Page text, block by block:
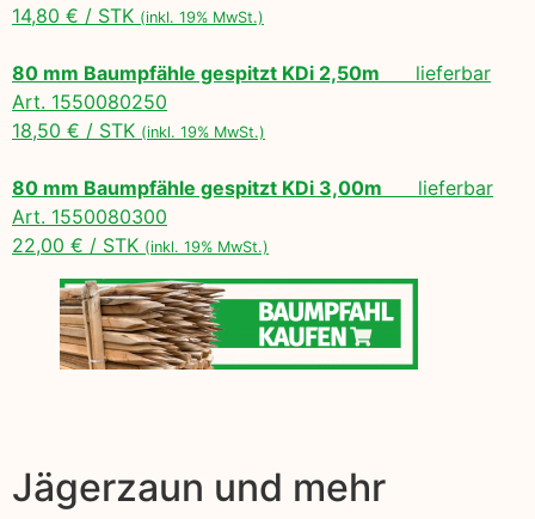
14,80 € / STK (inkl. 19% MwSt.)
80 mm Baumpfähle gespitzt KDi 2,50m lieferbar
Art. 1550080250
18,50 € / STK (inkl. 19% MwSt.)
80 mm Baumpfähle gespitzt KDi 3,00m lieferbar
Art. 1550080300
22,00 € / STK (inkl. 19% MwSt.)
Jägerzaun und mehr